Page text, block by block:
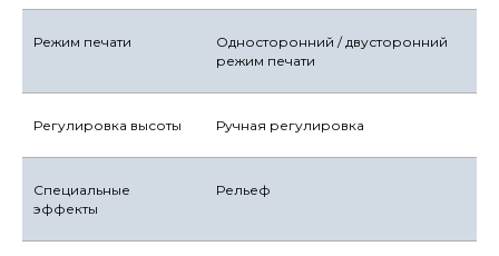
Режим печати
Односторонний / двусторонний
режим печати
Регулировка высоты Ручная регулировка
Специальные
эффекты
Рельеф